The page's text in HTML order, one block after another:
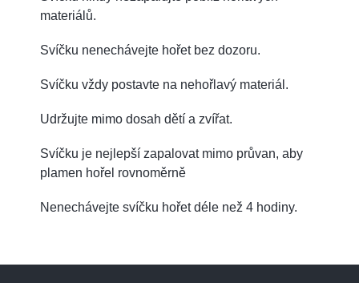
materiálů.
Svíčku nenechávejte hořet bez dozoru.
Svíčku vždy postavte na nehořlavý materiál.
Udržujte mimo dosah dětí a zvířat.
Svíčku je nejlepší zapalovat mimo průvan, aby
plamen hořel rovnoměrně
Nenechávejte svíčku hořet déle než 4 hodiny.